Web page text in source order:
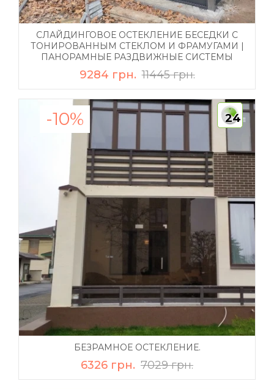
СЛАЙДИНГОВОЕ ОСТЕКЛЕНИЕ БЕСЕДКИ С
ТОНИРОВАННЫМ СТЕКЛОМ И ФРАМУГАМИ |
ПАНОРАМНЫЕ РАЗДВИЖНЫЕ СИСТЕМЫ
9284 грн. 11445 грн.
-10% 24
БЕЗРАМНОЕ ОСТЕКЛЕНИЕ.
6326 грн. 7029 грн.